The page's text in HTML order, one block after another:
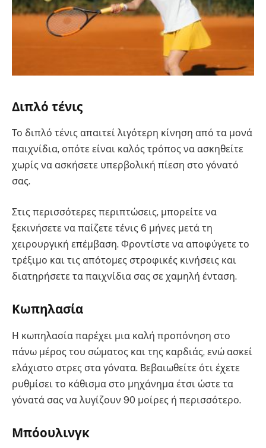
Διπλό τένις
Το διπλό τένις απαιτεί λιγότερη κίνηση από τα μονά
παιχνίδια, οπότε είναι καλός τρόπος να ασκηθείτε
χωρίς να ασκήσετε υπερβολική πίεση στο γόνατό
σας.
Στις περισσότερες περιπτώσεις, μπορείτε να
ξεκινήσετε να παίζετε τένις 6 μήνες μετά τη
χειρουργική επέμβαση. Φροντίστε να αποφύγετε το
τρέξιμο και τις απότομες στροφικές κινήσεις και
διατηρήσετε τα παιχνίδια σας σε χαμηλή ένταση.
Κωπηλασία
Η κωπηλασία παρέχει μια καλή προπόνηση στο
πάνω μέρος του σώματος και της καρδιάς, ενώ ασκεί
ελάχιστο στρες στα γόνατα. Βεβαιωθείτε ότι έχετε
ρυθμίσει το κάθισμα στο μηχάνημα έτσι ώστε τα
γόνατά σας να λυγίζουν 90 μοίρες ή περισσότερο.
Μπόουλινγκ